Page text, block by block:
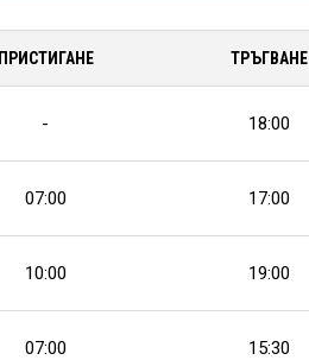
ПРИСТИГАНЕ ТРЪГВАНЕ
- 18:00
07:00 17:00
10:00 19:00
07:00 15:30